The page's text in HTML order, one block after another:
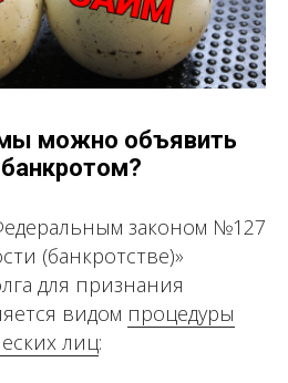
можно объявить
законом №127
(банкротстве)»
для признания
видом процедуры
лиц: